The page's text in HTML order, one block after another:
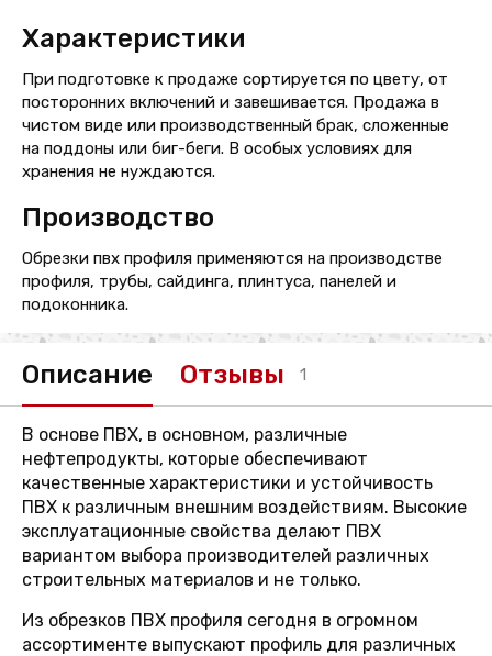
Характеристики
При подготовке к продаже сортируется по цвету, от
посторонних включений и завешивается. Продажа в
чистом виде или производственный брак, сложенные
на поддоны или биг-беги. В особых условиях для
хранения не нуждаются.
Производство
Обрезки пвх профиля применяются на производстве
профиля, трубы, сайдинга, плинтуса, панелей и
подоконника.
Описание Отзывы 1
В основе ПВХ, в основном, различные
нефтепродукты, которые обеспечивают
качественные характеристики и устойчивость
ПВХ к различным внешним воздействиям. Высокие
эксплуатационные свойства делают ПВХ
вариантом выбора производителей различных
строительных материалов и не только.
Из обрезков ПВХ профиля сегодня в огромном
ассортименте выпускают профиль для различных